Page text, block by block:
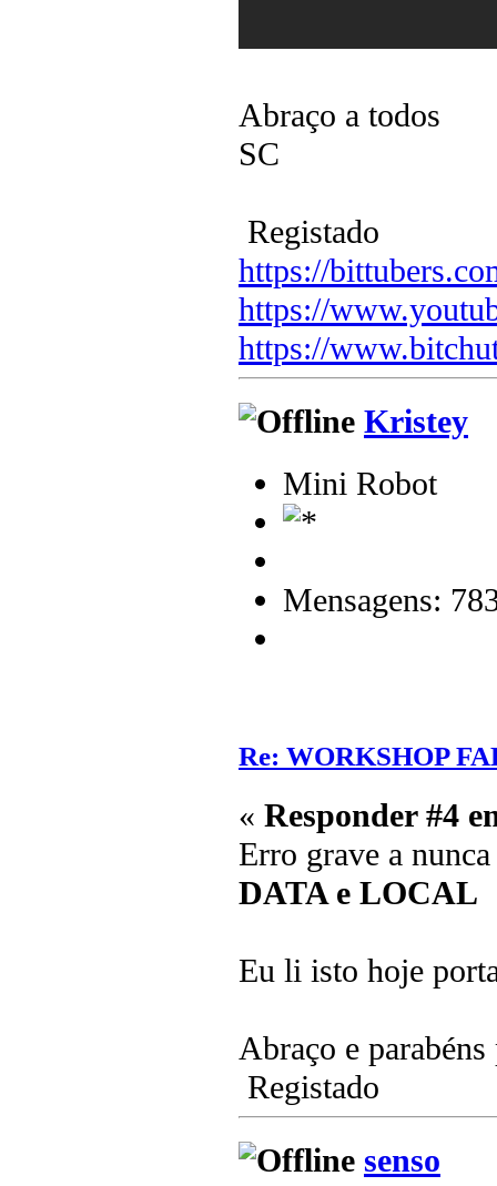
Abraço a todos
SC
Registado
https://
https://
https://
Kristey
Mini Robot
Mensagens:
Re: WORKSHOP
« Responder #4
Erro grave a
DATA e LOCAL
Eu li isto hoje
Abraço e
Registado
senso